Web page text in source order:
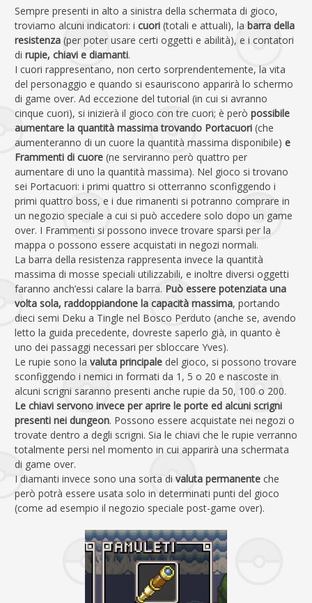
Sempre presenti in alto a sinistra della schermata di gioco,
troviamo alcuni indicatori: i cuori (totali e attuali), la barra della
resistenza (per poter usare certi oggetti e abilità), e i contatori
di rupie, chiavi e diamanti.
I cuori rappresentano, non certo sorprendentemente, la vita
del personaggio e quando si esauriscono apparirà lo schermo
di game over. Ad eccezione del tutorial (in cui si avranno
cinque cuori), si inizierà il gioco con tre cuori; è però possibile
aumentare la quantità massima trovando Portacuori (che
aumenteranno di un cuore la quantità massima disponibile) e
Frammenti di cuore (ne serviranno però quattro per
aumentare di uno la quantità massima). Nel gioco si trovano
sei Portacuori: i primi quattro si otterranno sconfiggendo i
primi quattro boss, e i due rimanenti si potranno comprare in
un negozio speciale a cui si può accedere solo dopo un game
over. I Frammenti si possono invece trovare sparsi per la
mappa o possono essere acquistati in negozi normali.
La barra della resistenza rappresenta invece la quantità
massima di mosse speciali utilizzabili, e inoltre diversi oggetti
faranno anch’essi calare la barra. Può essere potenziata una
volta sola, raddoppiandone la capacità massima, portando
dieci semi Deku a Tingle nel Bosco Perduto (anche se, avendo
letto la guida precedente, dovreste saperlo già, in quanto è
uno dei passaggi necessari per sbloccare Yves).
Le rupie sono la valuta principale del gioco, si possono trovare
sconfiggendo i nemici in formati da 1, 5 o 20 e nascoste in
alcuni scrigni saranno presenti anche rupie da 50, 100 o 200.
Le chiavi servono invece per aprire le porte ed alcuni scrigni
presenti nei dungeon. Possono essere acquistate nei negozi o
trovate dentro a degli scrigni. Sia le chiavi che le rupie verranno
totalmente persi nel momento in cui apparirà una schermata
di game over.
I diamanti invece sono una sorta di valuta permanente che
però potrà essere usata solo in determinati punti del gioco
(come ad esempio il negozio speciale post-game over).